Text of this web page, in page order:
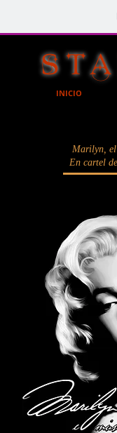
INICIO
Marilyn,
En cartel